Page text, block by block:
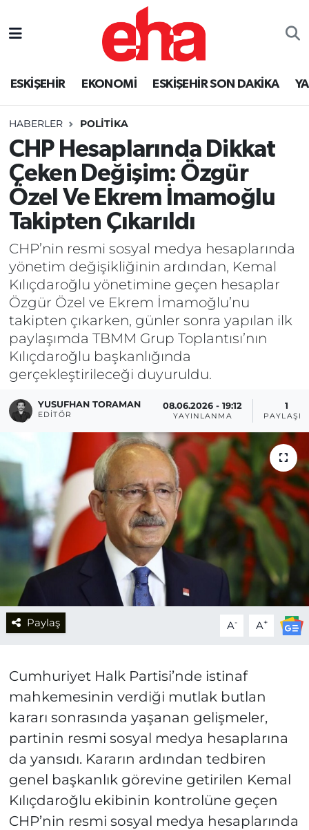
ESKİŞEHİR EKONOMİ ESKİŞEHİR SON DAKİKA
HABERLER POLİTİKA
CHP Hesaplarında Dikkat
Çeken Değişim: Özgür
Özel Ve Ekrem İmamoğlu
Takipten Çıkarıldı
CHP’nin resmi sosyal medya hesaplarında
yönetim değişikliğinin ardından, Kemal
Kılıçdaroğlu yönetimine geçen hesaplar
Özgür Özel ve Ekrem İmamoğlu’nu
takipten çıkarken, günler sonra yapılan ilk
paylaşımda TBMM Grup Toplantısı’nın
Kılıçdaroğlu başkanlığında
gerçekleştirileceği duyuruldu.
YUSUFHAN TORAMAN
EDITÖR
08.06.2026 - 19:12
YAYINLANMA
1
PAYLAŞIM
Paylaş A- A+
Cumhuriyet Halk Partisi’nde istinaf
mahkemesinin verdiği mutlak butlan
kararı sonrasında yaşanan gelişmeler,
partinin resmi sosyal medya hesaplarına
da yansıdı. Kararın ardından tedbiren
genel başkanlık görevine getirilen Kemal
Kılıçdaroğlu ekibinin kontrolüne geçen
CHP’nin resmi sosyal medya hesaplarında